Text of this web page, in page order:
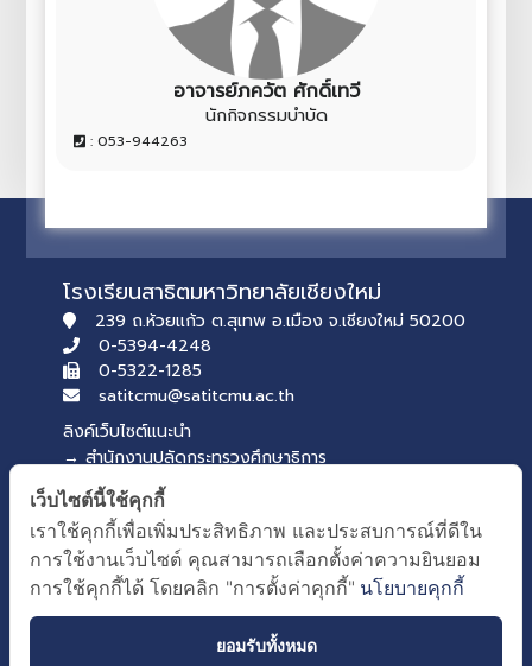
อาจารย์ภควัต ศักดิ์เทวี
นักกิจกรรมบำบัด
: 053-944263
โรงเรียนสาธิตมหาวิทยาลัยเชียงใหม่
239 ถ.ห้วยแก้ว ต.สุเทพ อ.เมือง จ.เชียงใหม่ 50200
0-5394-4248
0-5322-1285
satitcmu@satitcmu.ac.th
ลิงค์เว็บไซต์แนะนำ
→ สำนักงานปลัดกระทรวงศึกษาธิการ
→ สภานักเรียน รุ่นที่ 54
บริการของคณะศึกษาศาสตร์
→ เว็บไซต์คณะศึกษาศาสตร์
→ ระบบจัดการเว็บไซต์
เว็บไซต์นี้ใช้คุกกี้
เราใช้คุกกี้เพื่อเพิ่มประสิทธิภาพ และประสบการณ์ที่ดีใน
การใช้งานเว็บไซต์ คุณสามารถเลือกตั้งค่าความยินยอม
การใช้คุกกี้ได้ โดยคลิก "การตั้งค่าคุกกี้" นโยบายคุกกี้
ยอมรับทั้งหมด